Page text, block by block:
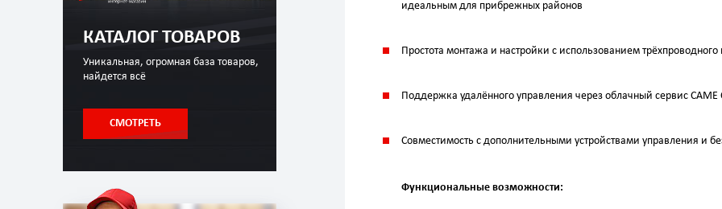
КАТАЛОГ ТОВАРОВ
Уникальная, огромная база товаров,
найдется всё
СМОТРЕТЬ
идеальным для прибрежных районов
Простота монтажа и настройки с использованием трёхпроводного
Поддержка удалённого управления через облачный сервис CAME
Совместимость с дополнительными устройствами управления и
Функциональные возможности: